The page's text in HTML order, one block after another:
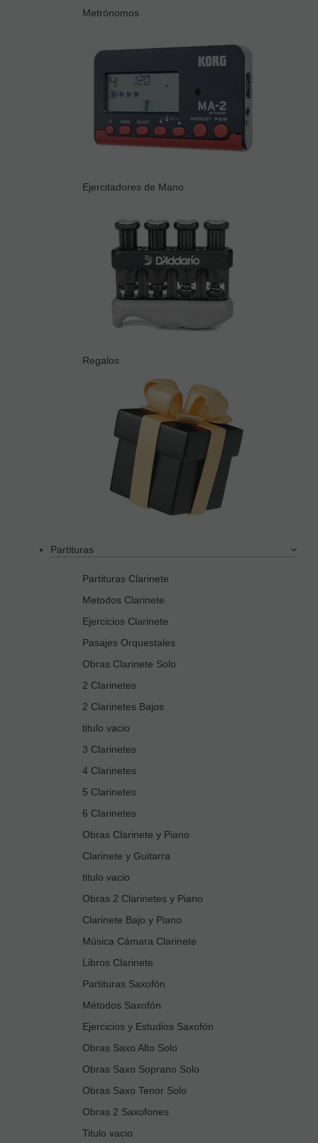
Metrónomos
Ejercitadores de Mano
Regalos
Partituras
Partituras Clarinete
Metodos Clarinete
Ejercicios Clarinete
Pasajes Orquestales
Obras Clarinete Solo
2 Clarinetes
2 Clarinetes Bajos
titulo vacio
3 Clarinetes
4 Clarinetes
5 Clarinetes
6 Clarinetes
Obras Clarinete y Piano
Clarinete y Guitarra
titulo vacio
Obras 2 Clarinetes y Piano
Clarinete Bajo y Piano
Música Cámara Clarinete
Libros Clarinete
Partituras Saxofón
Métodos Saxofón
Ejercicios y Estudios Saxofón
Obras Saxo Alto Solo
Obras Saxo Soprano Solo
Obras Saxo Tenor Solo
Obras 2 Saxofones
Titulo vacio